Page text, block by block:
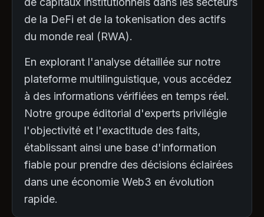
de la DeFi et de la tokenisation des actifs
du monde real (RWA).
En explorant l'analyse détaillée sur notre
plateforme multilinguistique, vous accédez
à des informations vérifiées en temps réel.
Notre groupe éditorial d'experts privilégie
l'objectivité et l'exactitude des faits,
établissant ainsi une base d'information
fiable pour prendre des décisions éclairées
dans une économie Web3 en évolution
rapide.